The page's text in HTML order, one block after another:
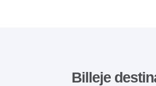
Billeje